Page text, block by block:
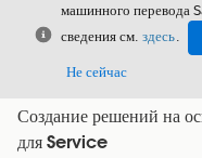
Закрыть
машинного перевода
сведения см. здесь.
Не сейчас
Создание решений на
для ServiceПоказать
Содержание